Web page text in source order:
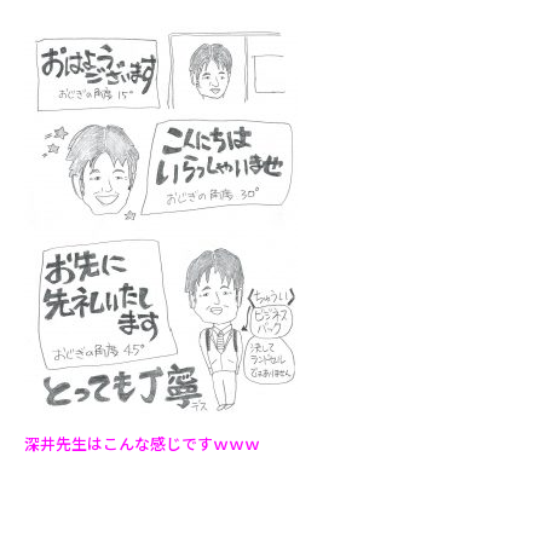
深井先生はこんな感じですｗｗｗ